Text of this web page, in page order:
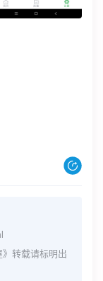
转载请标明出